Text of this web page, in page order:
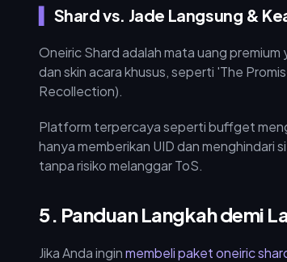
Shard vs. Jade Langsung &
Oneiric Shard adalah mata uang
dan skin acara khusus, seperti 'The
Recollection).
Platform terpercaya seperti buffget
hanya memberikan UID dan menghindari
tanpa risiko melanggar ToS.
5. Panduan Langkah demi
Jika Anda inginmembeli paket oneiric